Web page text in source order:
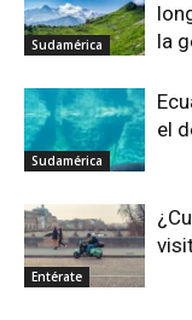
Sudamérica
la
Sudamérica
el
Entérate